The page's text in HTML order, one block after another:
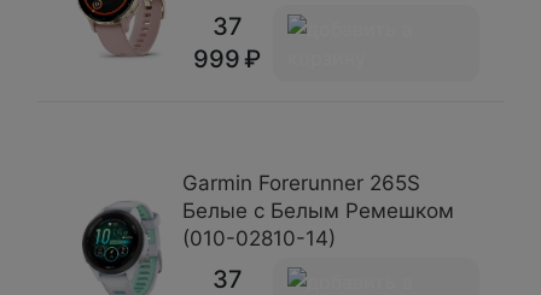
37
999
Garmin Forerunner 265S
Белые с Белым Ремешком
(010-02810-14)
37